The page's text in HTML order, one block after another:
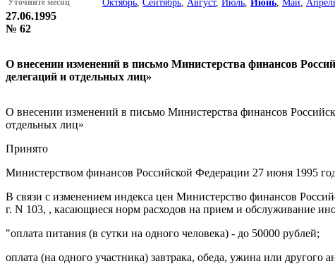
Уточните месяц Октябрь Сентябрь Август, Июль Июнь Май
27.06.1995
№ 62
О внесении изменений в письмо Министерства финансов
делегаций и отдельных лиц»
О внесении изменений в письмо Министерства финансов
отдельных лиц»
Принято
Министерством финансов Российской Федерации 27 июня 1995
В связи с изменением индекса цен Министерство финансов
г. N 103, , касающиеся норм расходов на прием и обслуживание
"оплата питания (в сутки на одного человека) - до 50000 рублей;
оплата (на одного участника) завтрака, обеда, ужина или